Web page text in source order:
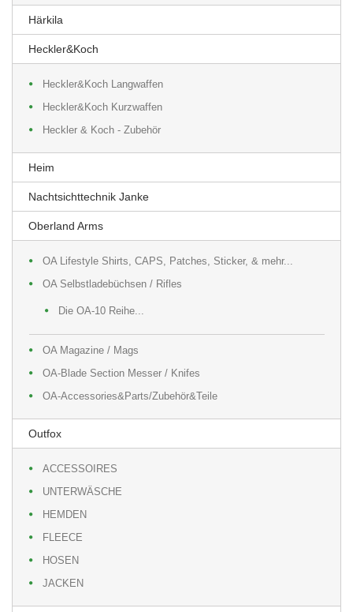
Härkila
Heckler&Koch
Heckler&Koch Langwaffen
Heckler&Koch Kurzwaffen
Heckler & Koch - Zubehör
Heim
Nachtsichttechnik Janke
Oberland Arms
OA Lifestyle Shirts, CAPS, Patches, Sticker, & mehr...
OA Selbstladebüchsen / Rifles
Die OA-10 Reihe...
OA Magazine / Mags
OA-Blade Section Messer / Knifes
OA-Accessories&Parts/Zubehör&Teile
Outfox
ACCESSOIRES
UNTERWÄSCHE
HEMDEN
FLEECE
HOSEN
JACKEN